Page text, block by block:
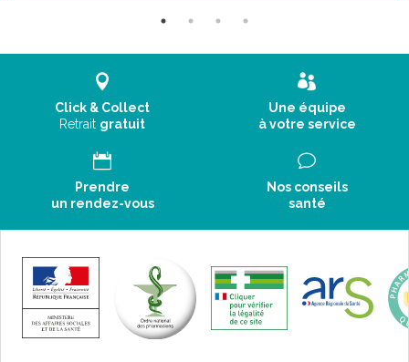
Click & Collect
Retrait gratuit
Une équipe
à votre service
Prendre
un rendez-vous
Nos conseils
santé